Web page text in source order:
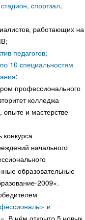
спортзал,
работающих на
педагогов;
по 10 специальностям
;
профессионального
колледжа
опыте и мастерстве
начального
образовательные
2009».
и